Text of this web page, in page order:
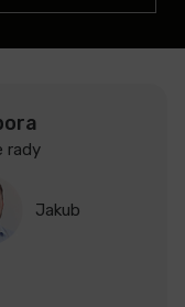
rady
Jakub